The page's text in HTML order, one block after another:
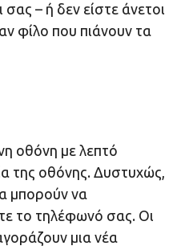
σας – ή δεν είστε άνετοι
φίλο που πιάνουν τα
οθόνη με λεπτό
της οθόνης. Δυστυχώς,
μπορούν να
το τηλέφωνό σας. Οι
μια νέα